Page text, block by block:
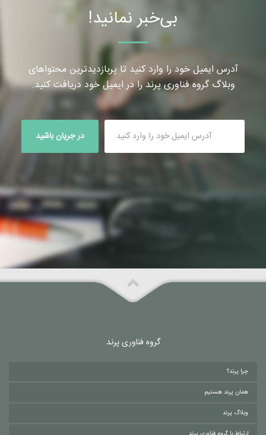
بی‌خبر نمانید!
آدرس ایمیل خود را وارد کنید تا پربازدیدترین محتواهای
وبلاگ گروه فناوری پرند را در ایمیل خود دریافت کنید.
در جریان باشید
گروه فناوری پرند
چرا پرند؟
همان پرند هستیم
وبلاگ پرند